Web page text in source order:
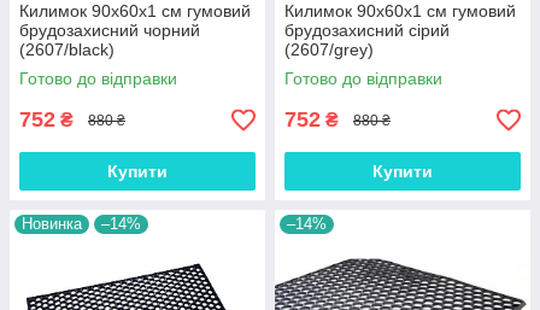
Килимок 90х60х1 см гумовий
брудозахисний чорний
(2607/black)
Готово до відправки
752 ₴ 880 ₴
Купити
Килимок 90х60х1 см гумовий
брудозахисний сірий
(2607/grey)
Готово до відправки
752 ₴ 880 ₴
Купити
Новинка –14% –14%